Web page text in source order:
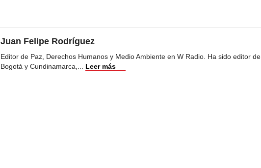
Juan Felipe Rodríguez
Editor de Paz, Derechos Humanos y Medio Ambiente en W Radio. Ha sido editor de
Bogotá y Cundinamarca,... Leer más